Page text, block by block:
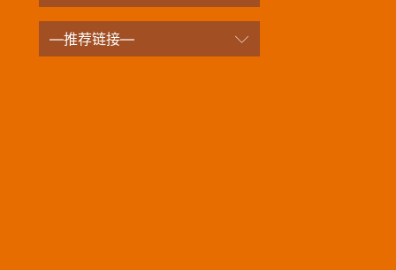
—推荐链接—